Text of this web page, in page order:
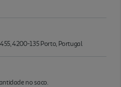
4200-135 Porto, Portugal
no saco.